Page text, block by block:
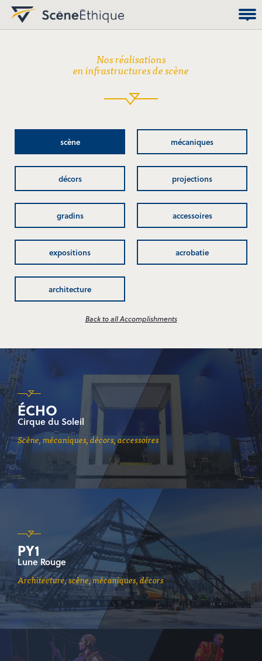
Nos réalisations
en infrastructures de scène
scène mécaniques
décors projections
gradins accessoires
expositions acrobatie
architecture
Back to all Accomplishments
ÉCHO
Cirque du Soleil
scène, mécaniques, décors, accessoires
PY1
Lune Rouge
architecture, scène, mécaniques, décors